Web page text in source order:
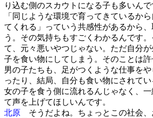
り込む側のスカウトになる子も多いん
「同じような環境で育ってきているか
てくれる」っていう共感性があるから、
う。その気持ちもすごくわかるんです
て、元々悪いやつじゃない。ただ自分
子を食い物にしてしまう。そのことは
男の子たちも、足がつくような仕事を
ったり、結局、自分も食い物にされて
女の子を食う側に流れるんじゃなく、
て声を上げてほしいんです。
北原 そうだよね。ちょっとこの社会、